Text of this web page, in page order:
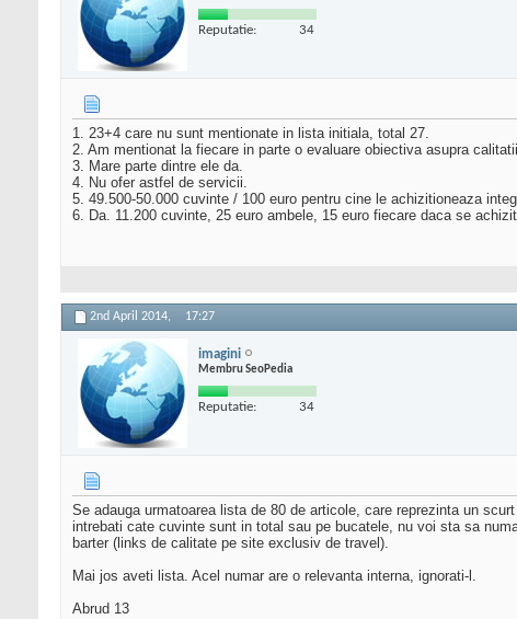
Reputatie: 34
1. 23+4 care nu sunt mentionate in lista initiala, total 27.
2. Am mentionat la fiecare in parte o evaluare obiectiva asupra
3. Mare parte dintre ele da.
4. Nu ofer astfel de servicii.
5. 49.500-50.000 cuvinte / 100 euro pentru cine le achizitioneaza
6. Da. 11.200 cuvinte, 25 euro ambele, 15 euro fiecare daca se
2nd April 2014, 17:27
imagini
Membru SeoPedia
Reputatie: 34
Se adauga urmatoarea lista de 80 de articole, care reprezinta un
intrebati cate cuvinte sunt in total sau pe bucatele, nu voi sta sa
barter (links de calitate pe site exclusiv de travel).
Mai jos aveti lista. Acel numar are o relevanta interna, ignorati-l.
Abrud 13